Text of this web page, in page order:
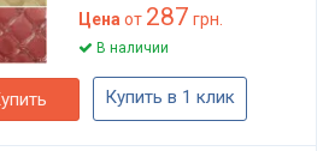
Цена от 287 грн.
В наличии
Купить в 1 клик